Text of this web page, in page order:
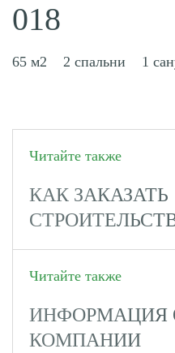
018
65 м2 2 спальни 1
Читайте также
КАК ЗАКАЗАТЬ
Читайте также
ИНФОРМАЦИЯ
КОМПАНИИ